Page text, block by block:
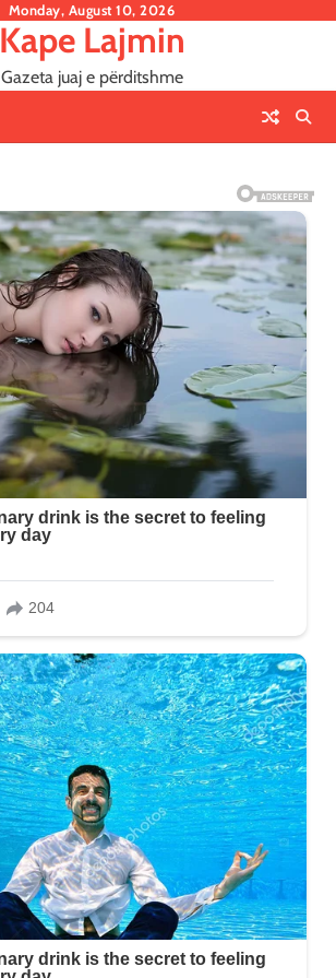
Monday, August 10, 2026
Kape Lajmin
Gazeta juaj e përditshme